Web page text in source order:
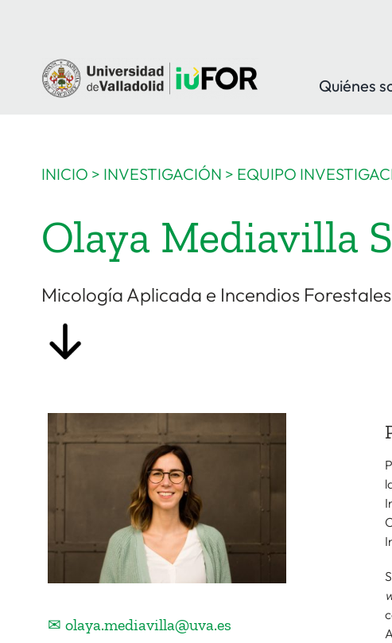
contenido
Quiénes
INICIO > INVESTIGACIÓN > EQUIPO
Olaya Mediavilla
Micología Aplicada e Incendios
✉ olaya.mediavilla@uva.es